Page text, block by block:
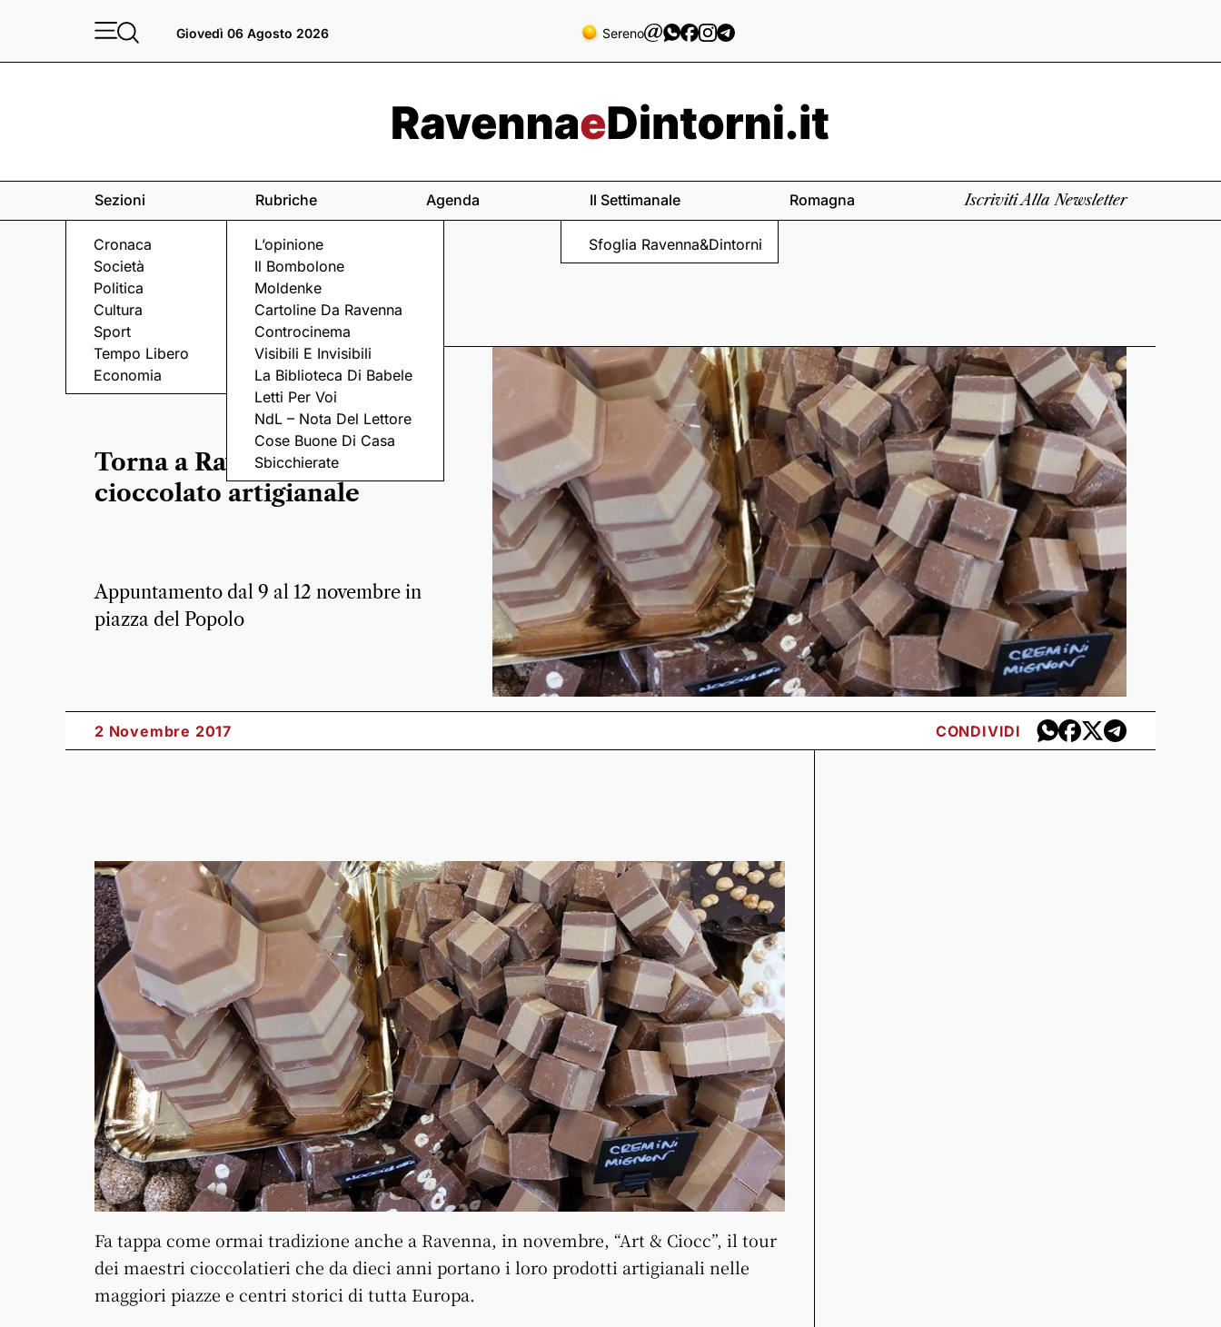
Giovedì 06 Agosto 2026 Sereno
Sezioni
Cronaca
Società
Politica
Cultura
Sport
Tempo Libero
Economia
Rubriche
L’opinione
Il Bombolone
Moldenke
Cartoline Da Ravenna
Controcinema
Visibili E Invisibili
La Biblioteca Di Babele
Letti Per Voi
NdL – Nota Del Lettore
Cose Buone Di Casa
Sbicchierate
Agenda Il Settimanale
Sfoglia Ravenna&Dintorni
Romagna Iscriviti Alla Newsletter
EVENTI GOLOSI
Torna a Ravenna la fiera del
cioccolato artigianale
Appuntamento dal 9 al 12 novembre in
piazza del Popolo
2 Novembre 2017 CONDIVIDI
Fa tappa come ormai tradizione anche a Ravenna, in novembre, “Art & Ciocc”, il tour
dei maestri cioccolatieri che da dieci anni portano i loro prodotti artigianali nelle
maggiori piazze e centri storici di tutta Europa.